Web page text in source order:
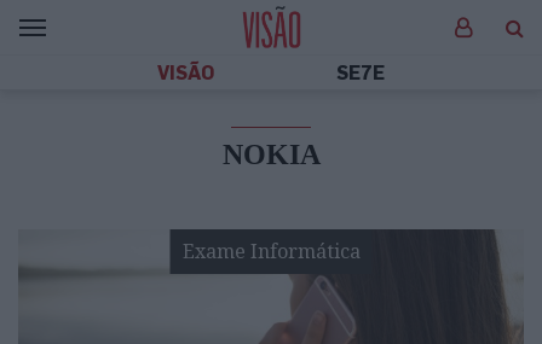
VISÃO SE7E
NOKIA
Exame Informática